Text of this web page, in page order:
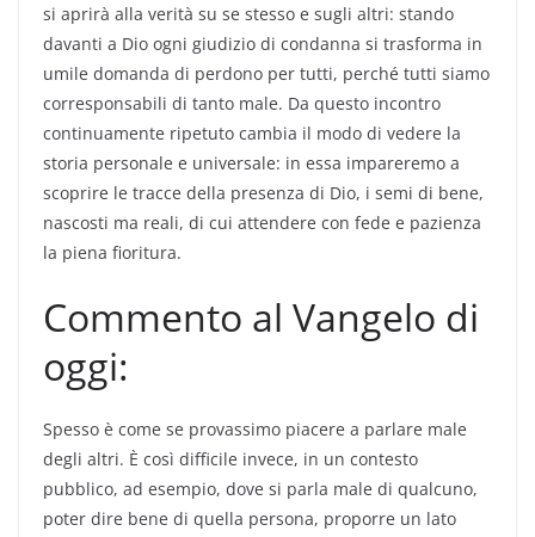
si aprirà alla verità su se stesso e sugli altri: stando
davanti a Dio ogni giudizio di condanna si trasforma in
umile domanda di perdono per tutti, perché tutti siamo
corresponsabili di tanto male. Da questo incontro
continuamente ripetuto cambia il modo di vedere la
storia personale e universale: in essa impareremo a
scoprire le tracce della presenza di Dio, i semi di bene,
nascosti ma reali, di cui attendere con fede e pazienza
la piena fioritura.
Commento al Vangelo di
oggi:
Spesso è come se provassimo piacere a parlare male
degli altri. È così difficile invece, in un contesto
pubblico, ad esempio, dove si parla male di qualcuno,
poter dire bene di quella persona, proporre un lato